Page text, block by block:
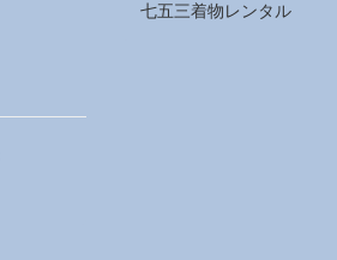
七五三着物レンタル